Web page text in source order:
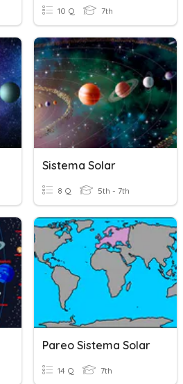
10 Q 7th
Sistema Solar
8 Q 5th - 7th
Pareo Sistema Solar
14 Q 7th